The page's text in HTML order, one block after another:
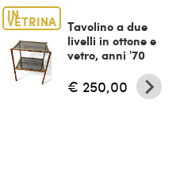
IN
VETRINA
Tavolino a due
livelli in ottone e
vetro, anni '70
€ 250,00